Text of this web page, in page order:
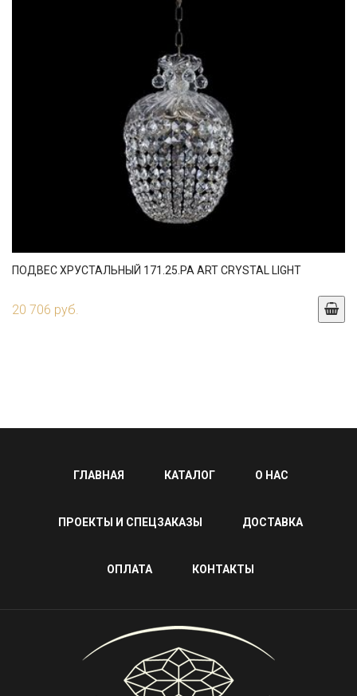
ПОДВЕС ХРУСТАЛЬНЫЙ 171.25.PA ART CRYSTAL LIGHT
20 706 руб.
ГЛАВНАЯ КАТАЛОГ О НАС
ПРОЕКТЫ И СПЕЦЗАКАЗЫ ДОСТАВКА
ОПЛАТА КОНТАКТЫ